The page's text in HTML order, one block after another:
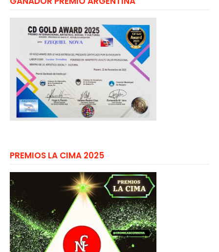
PREMIOS LA CIMA 2025